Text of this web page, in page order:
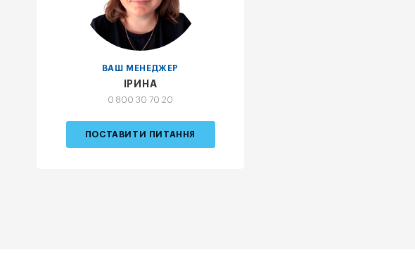
ВАШ МЕНЕДЖЕР
ІРИНА
0 800 30 70 20
ПОСТАВИТИ ПИТАННЯ